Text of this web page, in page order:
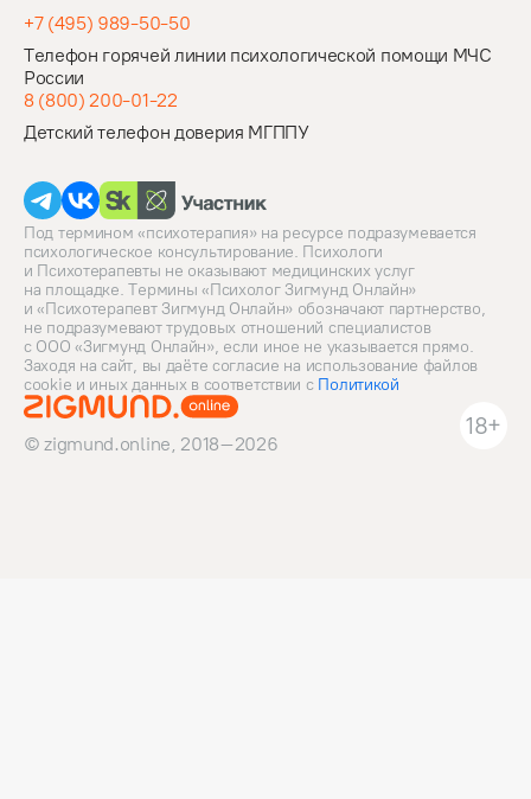
+7 (495) 989-50-50
Телефон горячей линии психологической помощи МЧС
России
8 (800) 200-01-22
Детский телефон доверия МГППУ
Под термином «психотерапия» на ресурсе подразумевается
психологическое консультирование. Психологи
и Психотерапевты не оказывают медицинских услуг
на площадке. Термины «Психолог Зигмунд Онлайн»
и «Психотерапевт Зигмунд Онлайн» обозначают партнерство,
не подразумевают трудовых отношений специалистов
с ООО «Зигмунд Онлайн», если иное не указывается прямо.
Заходя на сайт, вы даёте согласие на использование файлов
cookie и иных данных в соответствии cПолитикой
© zigmund.online, 2018–2026
18+